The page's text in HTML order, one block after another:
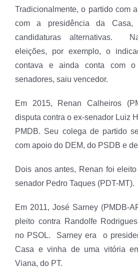
Tradicionalmente, o partido com
com a presidência da Casa,
candidaturas alternativas.
eleições, por exemplo, o
contava e ainda conta com
senadores, saiu vencedor.
Em 2015, Renan Calheiros
disputa contra o ex-senador Luiz
PMDB. Seu colega de partido
com apoio do DEM, do PSDB e
Dois anos antes, Renan foi
senador Pedro Taques (PDT-MT).
Em 2011, José Sarney (PMDB-
pleito contra Randolfe
no PSOL. Sarney era o
Casa e vinha de uma vitória
Viana, do PT.